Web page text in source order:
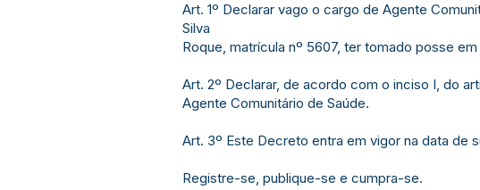
Art. 1º Declarar vago o cargo de Agente
Silva
Roque, matrícula nº 5607, ter tomado posse
Art. 2º Declarar, de acordo com o inciso I, do
Agente Comunitário de Saúde.
Art. 3º Este Decreto entra em vigor na data de
Registre-se, publique-se e cumpra-se.